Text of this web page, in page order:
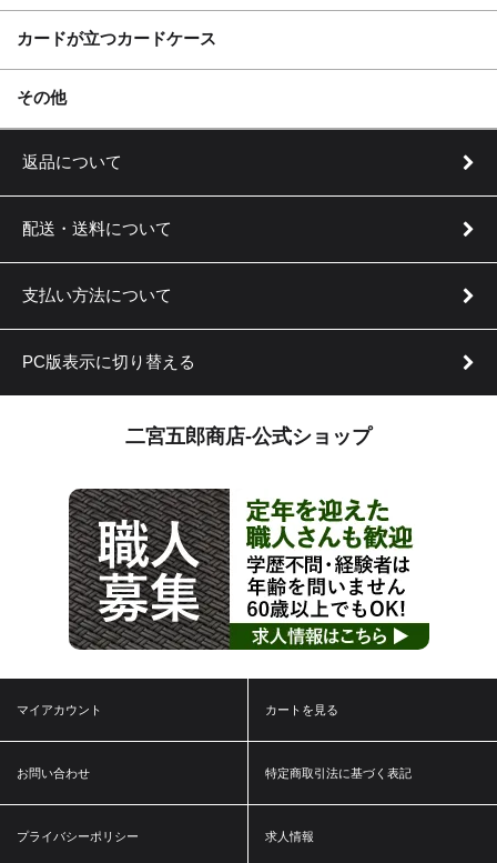
カードが立つカードケース
その他
返品について
配送・送料について
支払い方法について
PC版表示に切り替える
二宮五郎商店-公式ショップ
マイアカウント カートを見る
お問い合わせ 特定商取引法に基づく表記
プライバシーポリシー 求人情報